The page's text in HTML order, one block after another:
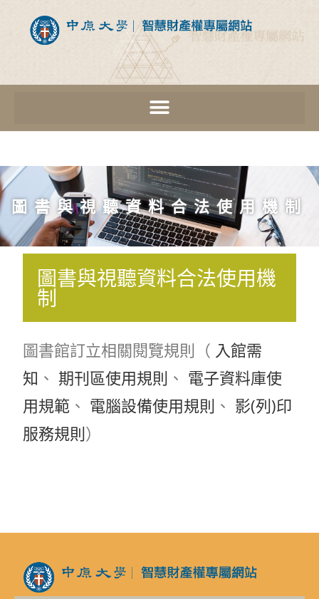
圖書與視聽資料合法使用機制
圖書與視聽資料合法使用機
制
圖書館訂立相關閱覽規則（ 入館需
知 、期刊區使用規則 、 電子資料庫使
用規範 、 電腦設備使用規則 、 影(列)印
服務規則）